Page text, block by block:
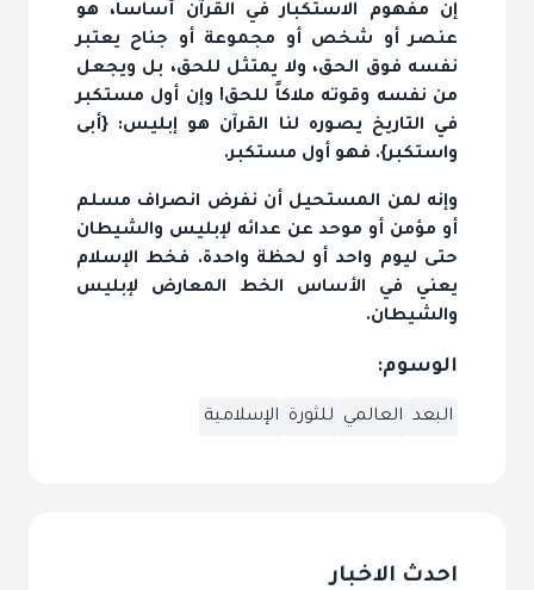
إن مفهوم الاستكبار في القرآن أساساً، هو
عنصر أو شخص أو مجموعة أو جناح يعتبر
نفسه فوق الحق، ولا يمتثل للحق، بل ويجعل
من نفسه وقوته ملاكاً للحق! وإن أول مستكبر
في التاريخ يصوره لنا القرآن هو إبليس: {أبى
واستكبر}. فهو أول مستكبر.
وإنه لمن المستحيل أن نفرض انصراف مسلم
أو مؤمن أو موحد عن عدائه لإبليس والشيطان
حتى ليوم واحد أو لحظة واحدة. فخط الإسلام
يعني في الأساس الخط المعارض لإبليس
والشيطان.
الوسوم:
البعد العالمي للثورة الإسلامية
احدث الاخبار